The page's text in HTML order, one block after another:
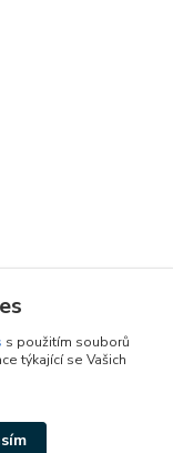
s použitím souborů
týkající se Vašich